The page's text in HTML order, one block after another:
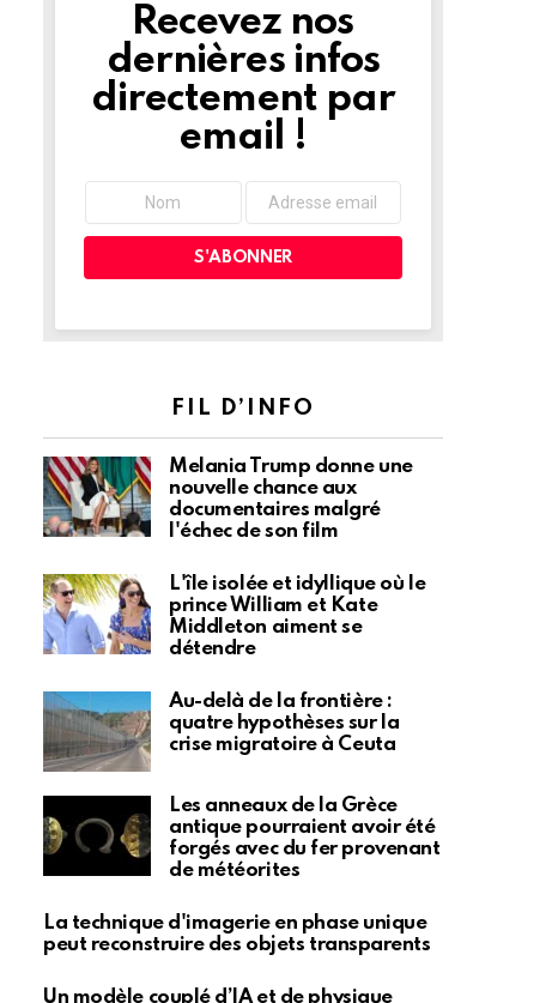
NEWSLETTER
Recevez nos
dernières infos
directement par
email !
FIL D’INFO
Melania Trump donne une
nouvelle chance aux
documentaires malgré
l'échec de son film
L'île isolée et idyllique où le
prince William et Kate
Middleton aiment se
détendre
Au-delà de la frontière :
quatre hypothèses sur la
crise migratoire à Ceuta
Les anneaux de la Grèce
antique pourraient avoir été
forgés avec du fer provenant
de météorites
La technique d'imagerie en phase unique
peut reconstruire des objets transparents
Un modèle couplé d’IA et de physique